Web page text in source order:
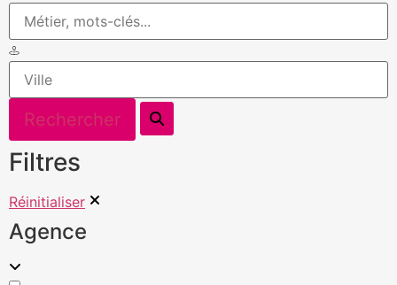
Filtres
Réinitialiser
Agence